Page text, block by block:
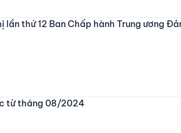
lần thứ 12 Ban Chấp hành Trung ương
từ tháng 08/2024